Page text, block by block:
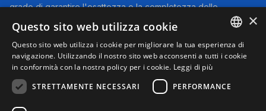
grado di garantire l'esattezza o la completezza delle
informazioni fornite dai negozi. Pertanto, a causa della natura
delle attività di Price Ninja, in caso di divergenze tra le
informazioni visualizzate su Price Ninja e quelle presenti sul
sito web del negozio, faranno fede queste ultime. I prezzi
indicati includono tutte le tasse, ad eccezione dei veicoli nuovi
(prezzi IVA inclusa, escluse spese di spedizione).
Questo sito partecipa al Programma Partner di eBay. Potremmo
ricevere una commissione per gli acquisti idonei effettuati
ENGLISH
×
Questo sito web utilizza cookie
Questo sito web utilizza i cookie per migliorare la tua esperienza di
navigazione. Utilizzando il nostro sito web acconsenti a tutti i cookie
in conformità con la nostra policy per i cookie. Leggi di più
STRETTAMENTE NECESSARI
PERFORMANCE